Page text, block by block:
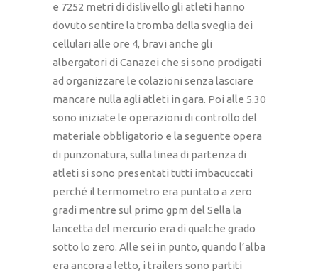
e 7252 metri di dislivello gli atleti hanno
dovuto sentire la tromba della sveglia dei
cellulari alle ore 4, bravi anche gli
albergatori di Canazei che si sono prodigati
ad organizzare le colazioni senza lasciare
mancare nulla agli atleti in gara. Poi alle 5.30
sono iniziate le operazioni di controllo del
materiale obbligatorio e la seguente opera
di punzonatura, sulla linea di partenza di
atleti si sono presentati tutti imbacuccati
perché il termometro era puntato a zero
gradi mentre sul primo gpm del Sella la
lancetta del mercurio era di qualche grado
sotto lo zero. Alle sei in punto, quando l’alba
era ancora a letto, i trailers sono partiti